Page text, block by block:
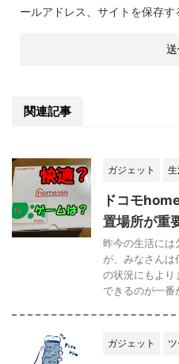
ールアドレス、サイトを保存す
関連記事
ガジェット
ドコモ
置場所が重
昨今の生活には
が、みなさんは
の状況にもより
できるのが一
ガジェット